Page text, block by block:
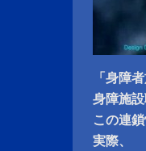
「身障
身障施
この連
実際、